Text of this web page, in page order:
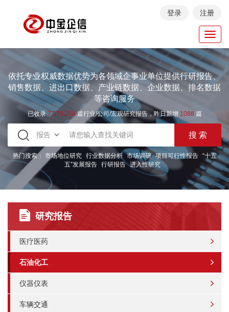
登录 注册
依托专业权威数据优势为各领域企事业单位提供行研报告、
销售数据、进出口数据、产业链数据、企业数据、排名数据
等咨询服务
已收录7.973.258篇行业/公司/宏观研究报告，昨日新增 1088 篇
热门搜索： 市场地位研究 行业数据分析 市场调研 项目可行性报告
“十五
五”发展报告 行研报告 进入性研究
研究报告
医疗医药
石油化工
仪器仪表
车辆交通